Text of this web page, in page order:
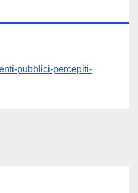
pubblici-percepiti-